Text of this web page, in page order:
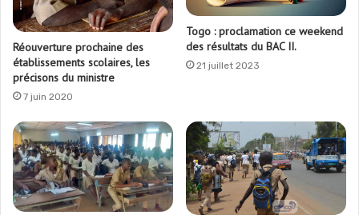
Réouverture prochaine des
établissements scolaires, les
précisons du ministre
7 juin 2020
Togo : proclamation ce weekend
des résultats du BAC II.
21 juillet 2023